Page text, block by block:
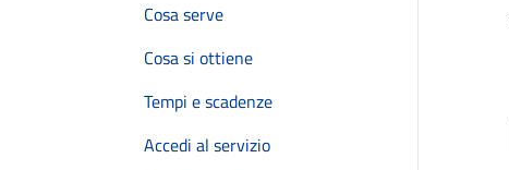
Cosa serve
Cosa si ottiene
Tempi e scadenze
Accedi al servizio